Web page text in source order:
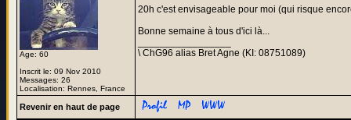
Age: 60
Inscrit le: 09 Nov 2010
Messages: 26
Localisation: Rennes, France
20h c'est envisageable pour moi (qui risque
Bonne semaine à tous d'ici là...
\ ChG96 alias Bret Agne (KI: 08751089)
Revenir en haut de page